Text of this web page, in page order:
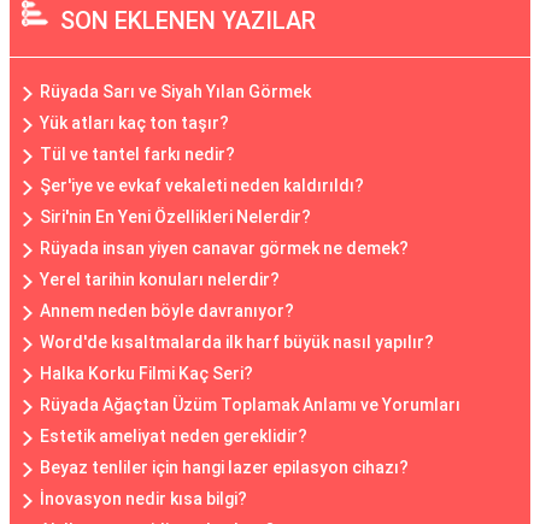
SON EKLENEN YAZILAR
Rüyada Sarı ve Siyah Yılan Görmek
Yük atları kaç ton taşır?
Tül ve tantel farkı nedir?
Şer'iye ve evkaf vekaleti neden kaldırıldı?
Siri'nin En Yeni Özellikleri Nelerdir?
Rüyada insan yiyen canavar görmek ne demek?
Yerel tarihin konuları nelerdir?
Annem neden böyle davranıyor?
Word'de kısaltmalarda ilk harf büyük nasıl yapılır?
Halka Korku Filmi Kaç Seri?
Rüyada Ağaçtan Üzüm Toplamak Anlamı ve Yorumları
Estetik ameliyat neden gereklidir?
Beyaz tenliler için hangi lazer epilasyon cihazı?
İnovasyon nedir kısa bilgi?